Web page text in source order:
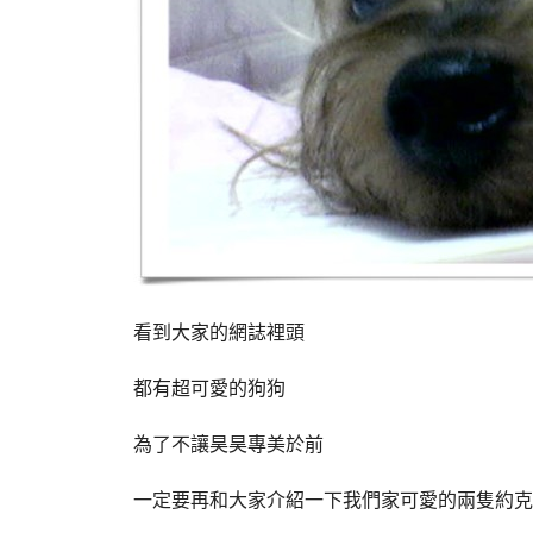
看到大家的網誌裡頭
都有超可愛的狗狗
為了不讓昊昊專美於前
一定要再和大家介紹一下我們家可愛的兩隻約